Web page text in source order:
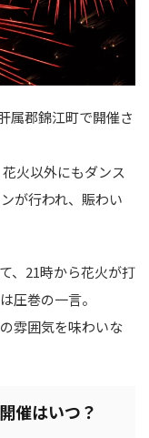
属郡錦江町で開催さ
火以外にもダンス
が行われ、賑わい
、21時から花火が打
圧巻の一言。
雰囲気を味わいな
催はいつ？